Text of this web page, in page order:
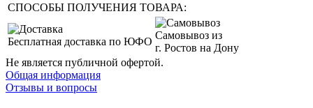
СПОСОБЫ ПОЛУЧЕНИЯ ТОВАРА:
Бесплатная доставка по ЮФО
Самовывоз из
г. Ростов на Дону
Не является публичной офертой.
Общая информация
Отзывы и вопросы